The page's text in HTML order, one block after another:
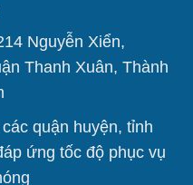
Nguyễn Xiển,
Thanh Xuân, Thành
quận huyện, tỉnh
ứng tốc độ phục vụ